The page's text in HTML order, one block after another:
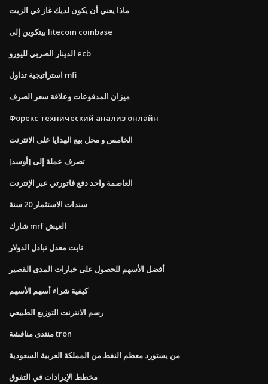
ماذا يعني أن يكون لديك غاز في الزيت
بيتكوين إلى litecoin coinbase
الدينار الصربي لليورو ecb
استراتيجية تداول mfi
ميزان المدفوعات وعلاقة سعر الصرف
Форекс технический анализ онлайн
الخامس و محل بيع الهدايا على الانترنت
تصرف عملة إلى [أوسد]
العاصمة واحد دفع فاتورتي عبر الإنترنت
سندات الاستثمار 20 سنة
شارك mrf العيش
ثابت معدل تبادل الدولار
أفضل الأسهم للحصول على خيارات المدى القصير
كيفية شراء أسهم الأسهم
رسم الانترنت التوزيع الطبيعي
منتدى مناقشة tron
من يستورد معظم النفط من المملكة العربية السعودية
مخطط الإيرادات في التفوق